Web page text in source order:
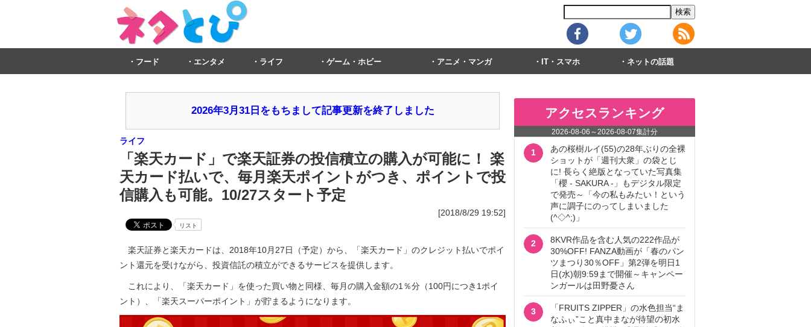
フード エンタメ ライフ ゲーム・ホビー アニメ・マンガ IT・スマホ ネットの話題
2026年3月31日をもちまして記事更新を終了しました
ライフ
「楽天カード」で楽天証券の投信積立の購入が可能に！ 楽
天カード払いで、毎月楽天ポイントがつき、ポイントで投
信購入も可能。10/27スタート予定
[2018/8/29 19:52]
リスト
楽天証券と楽天カードは、2018年10月27日（予定）から、「楽天カード」のクレジット払いでポイ
ント還元を受けながら、投資信託の積立ができるサービスを提供します。
これにより、「楽天カード」を使った買い物と同様、毎月の購入金額の1％分（100円につき1ポイ
ント）、「楽天スーパーポイント」が貯まるようになります。
アクセスランキング
2026-08-06 ～2026-08-07集計分
1
あの桜樹ルイ(55)の28年ぶりの全裸
ショットが「週刊大衆」の袋とじ
に! 長らく絶版となっていた写真集
「櫻 - SAKURA -」もデジタル限定
で発売～「今の私もみたい！という
声に調子にのってしまいました
(^◇^;)」
2
8KVR作品を含む人気の222作品が
30%OFF! FANZA動画が「春のパン
ツまつり30％OFF」第2弾を明日1
日(水)朝9:59まで開催～キャンペー
ンガールは田野憂さん
3
「FRUITS ZIPPER」の水色担当“ま
なふぃ”こと真中まなが待望の初水